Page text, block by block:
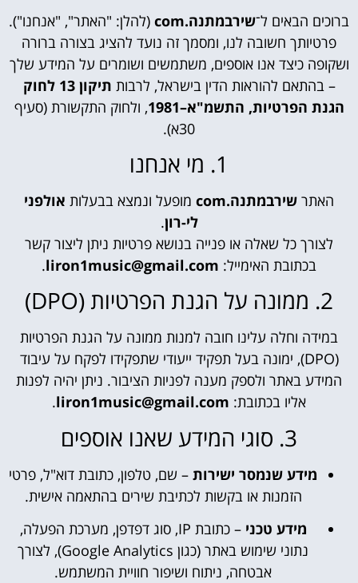
ברוכים הבאים ל־שירבמתנה.com
(להלן: "האתר", "אנחנו").
פרטיותך חשובה לנו, ומסמך זה נועד להציג בצורה ברורה
ושקופה כיצד אנו אוספים, משתמשים ושומרים על המידע שלך
– בהתאם להוראות הדין בישראל, לרבות
תיקון 13 לחוק
הגנת הפרטיות, התשמ"א–1981
, ולחוק התקשורת (סעיף
30א).
1. מי אנחנו
האתר שירבמתנה.com מופעל ונמצא בבעלות אולפני
לי-רון.
לצורך כל שאלה או פנייה בנושא פרטיות ניתן ליצור קשר
בכתובת האימייל: liron1music@gmail.com
.
2. ממונה על הגנת הפרטיות (DPO)
במידה וחלה עלינו חובה למנות ממונה על הגנת הפרטיות
(DPO), ימונה בעל תפקיד ייעודי שתפקידו לפקח על עיבוד
המידע באתר ולספק מענה לפניות הציבור. ניתן יהיה לפנות
אליו בכתובת: liron1music@gmail.com
.
3. סוגי המידע שאנו אוספים
מידע שנמסר ישירות – שם, טלפון, כתובת דוא"ל, פרטי
הזמנות או בקשות לכתיבת שירים בהתאמה אישית.
מידע טכני
– כתובת IP, סוג דפדפן, מערכת הפעלה,
נתוני שימוש באתר (כגון Google Analytics), לצורך
אבטחה, ניתוח ושיפור חוויית המשתמש.